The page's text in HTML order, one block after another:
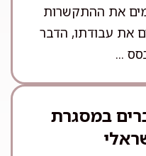
את ההתקשרות
את עבודתו, הדבר
...
במסגרת